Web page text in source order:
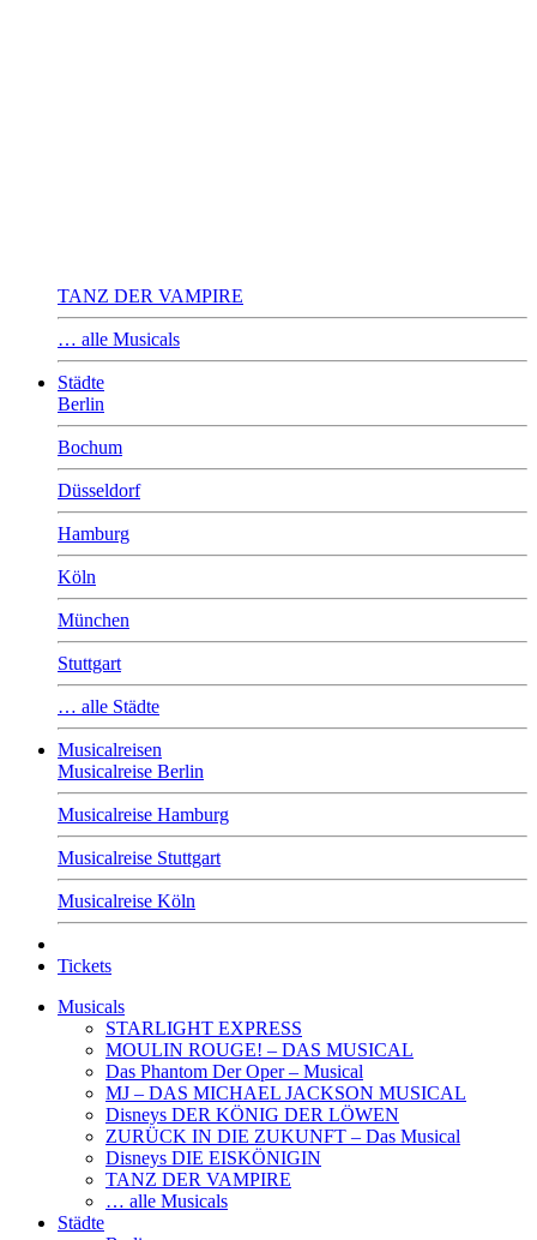
TANZ DER VAMPIRE
… alle Musicals
Städte
Berlin
Bochum
Düsseldorf
Hamburg
Köln
München
Stuttgart
… alle Städte
Musicalreisen
Musicalreise Berlin
Musicalreise Hamburg
Musicalreise Stuttgart
Musicalreise Köln
Tickets
Musicals
STARLIGHT EXPRESS
MOULIN ROUGE! – DAS MUSICAL
Das Phantom Der Oper – Musical
MJ – DAS MICHAEL JACKSON MUSICAL
Disneys DER KÖNIG DER LÖWEN
ZURÜCK IN DIE ZUKUNFT – Das Musical
Disneys DIE EISKÖNIGIN
TANZ DER VAMPIRE
… alle Musicals
Städte